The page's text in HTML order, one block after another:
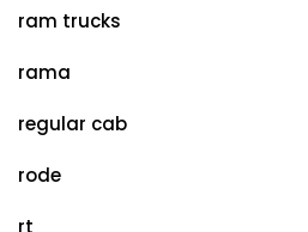
ram trucks
rama
regular cab
rode
rt